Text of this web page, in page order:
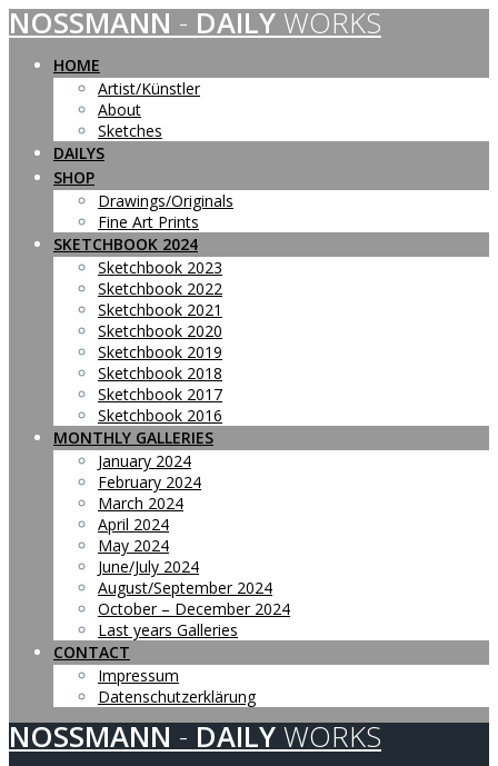
Skip
to
content
NOSSMANN - DAILY WORKS
HOME
Artist/Künstler
About
Sketches
DAILYS
SHOP
Drawings/Originals
Fine Art Prints
SKETCHBOOK 2024
Sketchbook 2023
Sketchbook 2022
Sketchbook 2021
Sketchbook 2020
Sketchbook 2019
Sketchbook 2018
Sketchbook 2017
Sketchbook 2016
MONTHLY GALLERIES
January 2024
February 2024
March 2024
April 2024
May 2024
June/July 2024
August/September 2024
October – December 2024
Last years Galleries
CONTACT
Impressum
Datenschutzerklärung
NOSSMANN - DAILY WORKS